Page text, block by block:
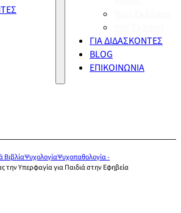
ΓΙΑ ΔΙΔΑΣΚΟΝΤΕΣ
BLOG
ΕΠΙΚΟΙΝΩΝΙΑ
ΒιβλίαΨυχολογίαΨυχοπαθολογία -
την Υπερφαγία για Παιδιά στην Εφηβεία